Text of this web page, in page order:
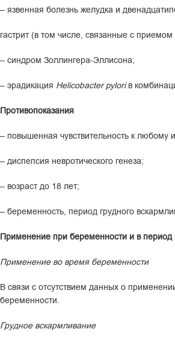
– язвенная болезнь желудка и
гастрит (в том числе, связанные с
– синдром Золлингера-Эллисона;
– эрадикация Helicobacter pyloriв
Противопоказания
– повышенная чувствительность к
– диспепсия невротического генеза;
– возраст до 18 лет;
– беременность, период грудного
Применение при беременности и в период
Применение во время беременности
В связи с отсутствием данных о
беременности.
Грудное вскармливание